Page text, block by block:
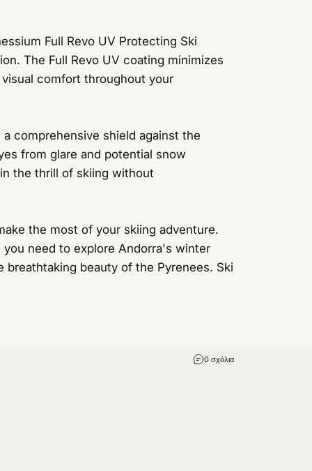
Full Revo UV Protecting Ski
The Full Revo UV coating minimizes
comfort throughout your
comprehensive shield against the
from glare and potential snow
the thrill of skiing without
the most of your skiing adventure.
you need to explore Andorra's winter
beauty of the Pyrenees. Ski
0 σχόλια